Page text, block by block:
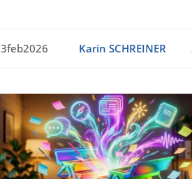
3feb2026 Karin SCHREINER